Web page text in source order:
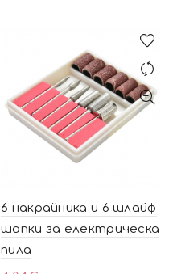
6 накрайника и 6 шлайф
шапки за електрическа
пила